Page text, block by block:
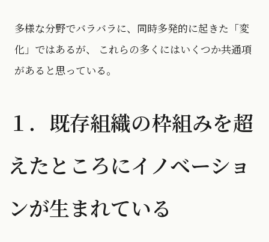
多様な分野でバラバラに、同時多発的に起きた「変
化」ではあるが、 これらの多くにはいくつか共通項
があると思っている。
１．既存組織の枠組みを超
えたところにイノベーショ
ンが生まれている